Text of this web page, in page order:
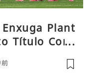
Plant
Título Cons